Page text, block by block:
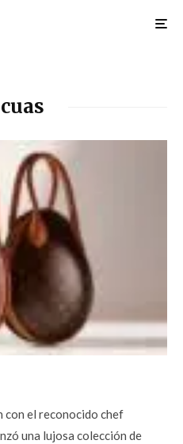
con el reconocido chef
una lujosa colección de